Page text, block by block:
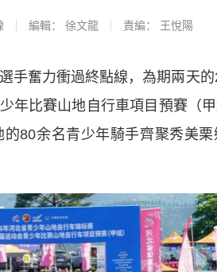
編輯： 徐文龍 責編： 王悅陽
奮力衝過終點線，為期兩天的
年比賽山地自行車項目預賽（
80余名青少年騎手齊聚秀美